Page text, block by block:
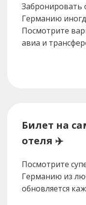
Забронировать
Германию
Посмотрите
авиа и
Билет на
отеля ✈️
Посмотрите
Германию из
обновляется